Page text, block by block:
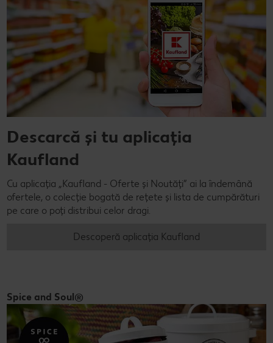
Descarcă și tu aplicația
Kaufland
Cu aplicația „Kaufland - Oferte și Noutăți” ai la îndemână
ofertele, o colecție bogată de rețete și lista de cumpărături
pe care o poți distribui celor dragi.
Descoperă aplicația Kaufland
Spice and Soul®